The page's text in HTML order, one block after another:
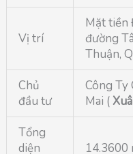
Vị trí
Mặt tiền
đường
Thuận,
Chủ
đầu tư
Công Ty
Mai (
Tổng
diện
14.3600